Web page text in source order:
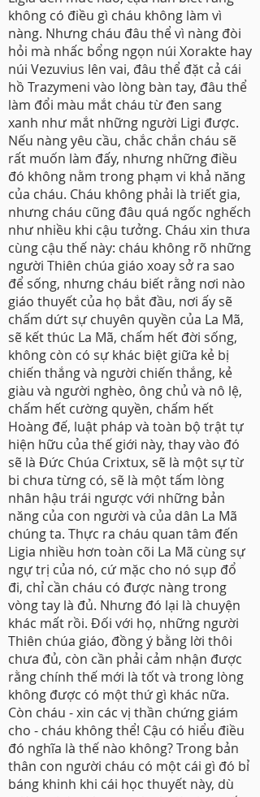
không có điều gì cháu không làm vì
nàng. Nhưng cháu đâu thể vì nàng đòi
hỏi mà nhấc bổng ngọn núi Xorakte hay
núi Vezuvius lên vai, đâu thể đặt cả cái
hồ Trazymeni vào lòng bàn tay, đâu thể
làm đổi màu mắt cháu từ đen sang
xanh như mắt những người Ligi được.
Nếu nàng yêu cầu, chắc chắn cháu sẽ
rất muốn làm đấy, nhưng những điều
đó không nằm trong phạm vi khả năng
của cháu. Cháu không phải là triết gia,
nhưng cháu cũng đâu quá ngốc nghếch
như nhiều khi cậu tưởng. Cháu xin thưa
cùng cậu thế này: cháu không rõ những
người Thiên chúa giáo xoay sở ra sao
để sống, nhưng cháu biết rằng nơi nào
giáo thuyết của họ bắt đầu, nơi ấy sẽ
chấm dứt sự chuyên quyền của La Mã,
sẽ kết thúc La Mã, chấm hết đời sống,
không còn có sự khác biệt giữa kẻ bị
chiến thắng và người chiến thắng, kẻ
giàu và người nghèo, ông chủ và nô lệ,
chấm hết cường quyền, chấm hết
Hoàng đế, luật pháp và toàn bộ trật tự
hiện hữu của thế giới này, thay vào đó
sẽ là Đức Chúa Crixtux, sẽ là một sự từ
bi chưa từng có, sẽ là một tấm lòng
nhân hậu trái ngược với những bản
năng của con người và của dân La Mã
chúng ta. Thực ra cháu quan tâm đến
Ligia nhiều hơn toàn cõi La Mã cùng sự
ngự trị của nó, cứ mặc cho nó sụp đổ
đi, chỉ cần cháu có được nàng trong
vòng tay là đủ. Nhưng đó lại là chuyện
khác mất rồi. Đối với họ, những người
Thiên chúa giáo, đồng ý bằng lời thôi
chưa đủ, còn cần phải cảm nhận được
rằng chính thế mới là tốt và trong lòng
không được có một thứ gì khác nữa.
Còn cháu - xin các vị thần chứng giám
cho - cháu không thể! Cậu có hiểu điều
đó nghĩa là thế nào không? Trong bản
thân con người cháu có một cái gì đó bỉ
báng khinh khi cái học thuyết này, dù